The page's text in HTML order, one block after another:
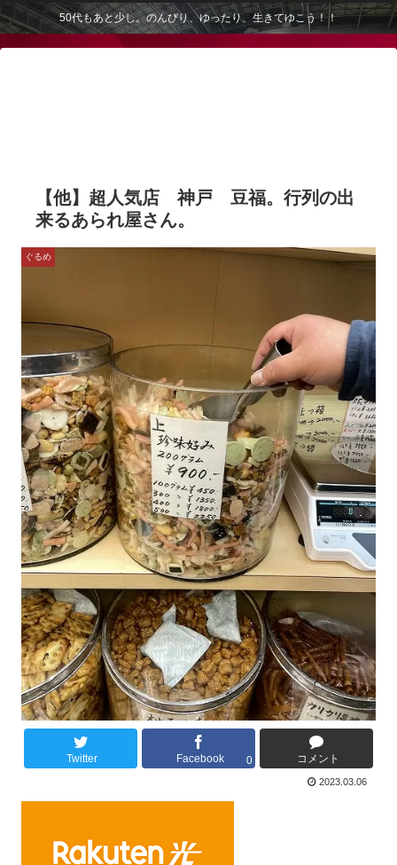
50代もあと少し。のんびり、ゆったり、生きてゆこう！！
【他】超人気店 神戸 豆福。行列の出
来るあられ屋さん。
ぐるめ
Twitter Facebook 0 コメント
2023.03.06